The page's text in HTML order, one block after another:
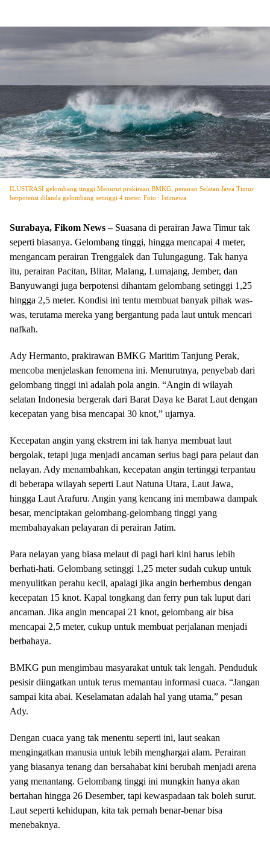
ILUSTRASI gelombang tinggi.Menurut prakiraan BMKG, perairan Selatan Jawa Timur
berpotensi dilanda gelombang setinggi 4 meter. Foto : Istimewa
Surabaya, Fikom News –Suasana di perairan Jawa Timur tak
seperti biasanya. Gelombang tinggi, hingga mencapai 4 meter,
mengancam perairan Trenggalek dan Tulungagung. Tak hanya
itu, perairan Pacitan, Blitar, Malang, Lumajang, Jember, dan
Banyuwangi juga berpotensi dihantam gelombang setinggi 1,25
hingga 2,5 meter. Kondisi ini tentu membuat banyak pihak was-
was, terutama mereka yang bergantung pada laut untuk mencari
nafkah.
Ady Hermanto, prakirawan BMKG Maritim Tanjung Perak,
mencoba menjelaskan fenomena ini. Menurutnya, penyebab dari
gelombang tinggi ini adalah pola angin. “Angin di wilayah
selatan Indonesia bergerak dari Barat Daya ke Barat Laut dengan
kecepatan yang bisa mencapai 30 knot,” ujarnya.
Kecepatan angin yang ekstrem ini tak hanya membuat laut
bergolak, tetapi juga menjadi ancaman serius bagi para pelaut dan
nelayan. Ady menambahkan, kecepatan angin tertinggi terpantau
di beberapa wilayah seperti Laut Natuna Utara, Laut Jawa,
hingga Laut Arafuru. Angin yang kencang ini membawa dampak
besar, menciptakan gelombang-gelombang tinggi yang
membahayakan pelayaran di perairan Jatim.
Para nelayan yang biasa melaut di pagi hari kini harus lebih
berhati-hati. Gelombang setinggi 1,25 meter sudah cukup untuk
menyulitkan perahu kecil, apalagi jika angin berhembus dengan
kecepatan 15 knot. Kapal tongkang dan ferry pun tak luput dari
ancaman. Jika angin mencapai 21 knot, gelombang air bisa
mencapai 2,5 meter, cukup untuk membuat perjalanan menjadi
berbahaya.
BMKG pun mengimbau masyarakat untuk tak lengah. Penduduk
pesisir diingatkan untuk terus memantau informasi cuaca. “Jangan
sampai kita abai. Keselamatan adalah hal yang utama,” pesan
Ady.
Dengan cuaca yang tak menentu seperti ini, laut seakan
mengingatkan manusia untuk lebih menghargai alam. Perairan
yang biasanya tenang dan bersahabat kini berubah menjadi arena
yang menantang. Gelombang tinggi ini mungkin hanya akan
bertahan hingga 26 Desember, tapi kewaspadaan tak boleh surut.
Laut seperti kehidupan, kita tak pernah benar-benar bisa
menebaknya.